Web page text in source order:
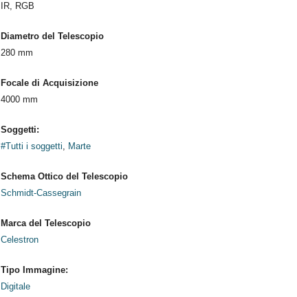
IR, RGB
Diametro del Telescopio
280 mm
Focale di Acquisizione
4000 mm
Soggetti:
#Tutti i soggetti, Marte
Schema Ottico del Telescopio
Schmidt-Cassegrain
Marca del Telescopio
Celestron
Tipo Immagine:
Digitale